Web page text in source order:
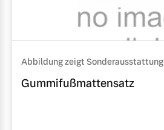
Abbildung zeigt Sonderausstattung
Gummifußmattensatz